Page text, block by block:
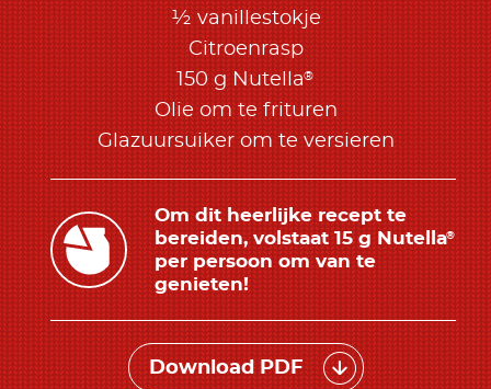
½ vanillestokje
Citroenrasp
150 g Nutella®
Olie om te frituren
Glazuursuiker om te versieren
Om dit heerlijke recept te
bereiden, volstaat 15 g Nutella®
per persoon om van te
genieten!
Download PDF